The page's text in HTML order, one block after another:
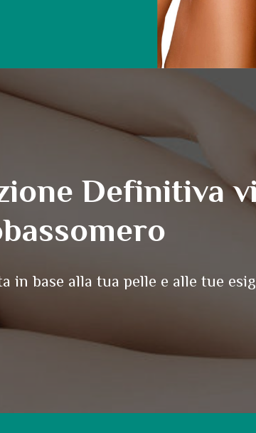
Definitiva
in base alla tua pelle e alle tue